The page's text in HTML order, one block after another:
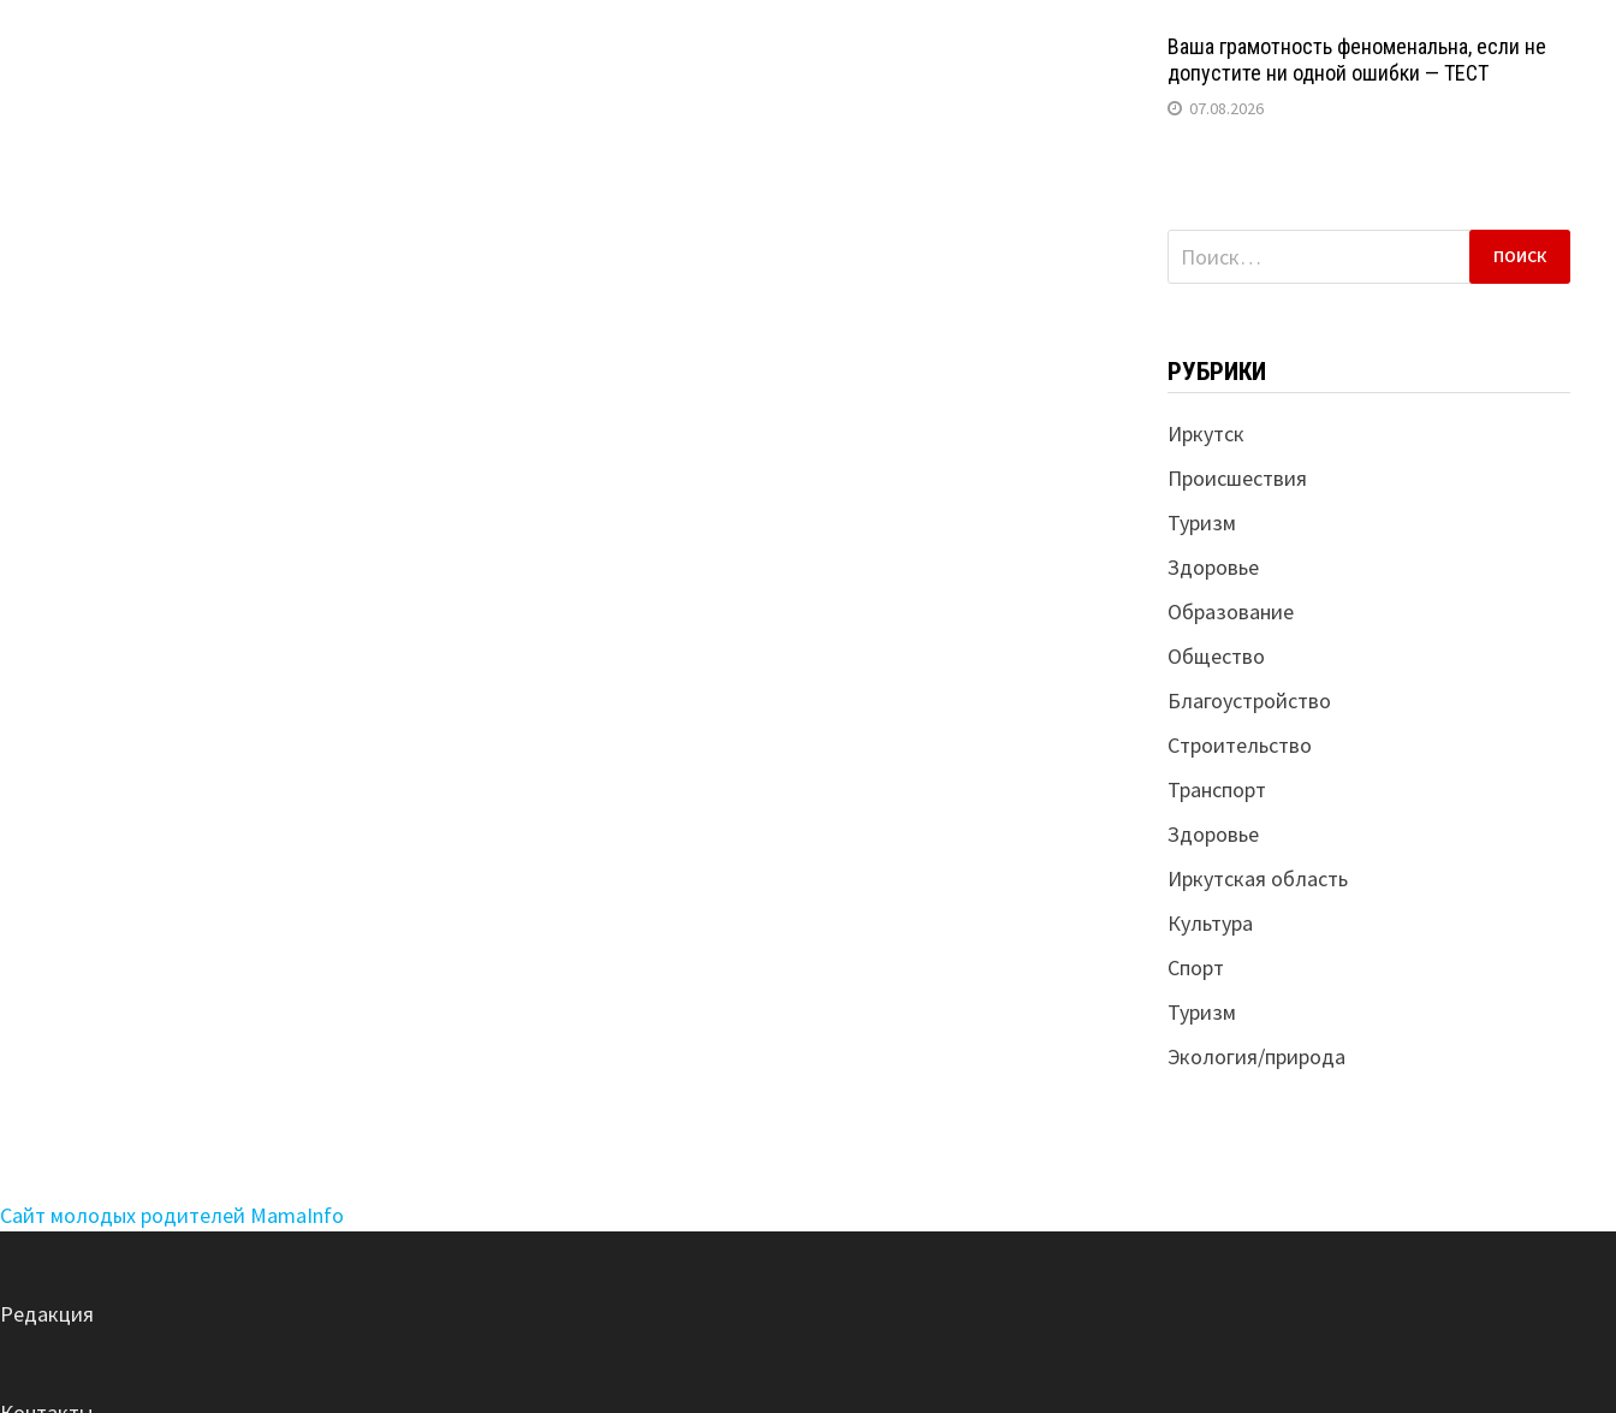
Ваша грамотность феноменальна, если не
допустите ни одной ошибки — ТЕСТ
07.08.2026
Найти:
РУБРИКИ
Иркутск
Происшествия
Туризм
Здоровье
Образование
Общество
Благоустройство
Строительство
Транспорт
Здоровье
Иркутская область
Культура
Спорт
Туризм
Экология/природа
Сайт молодых родителей MamaInfo
Редакция